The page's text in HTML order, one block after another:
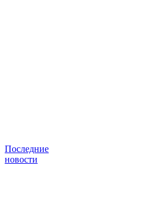
Последние
новости